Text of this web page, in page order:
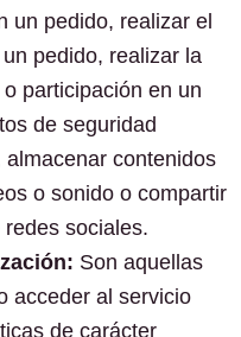
un pedido, realizar el
pedido, realizar la
participación en un
de seguridad
contenidos
o sonido o compartir
sociales.
Son aquellas
acceder al servicio
de carácter